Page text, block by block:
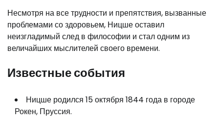
Несмотря на все трудности и препятствия, вызванные
проблемами со здоровьем, Ницше оставил
неизгладимый след в философии и стал одним из
величайших мыслителей своего времени.
Известные события
Ницше родился 15 октября 1844 года в городе
Рокен, Пруссия.